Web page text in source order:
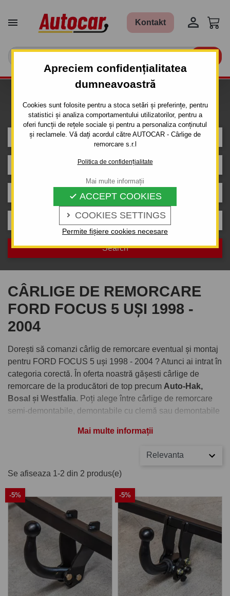
Apreciem confidențialitatea
dumneavoastră
Cookies sunt folosite pentru a stoca setări și preferințe, pentru
statistici și analiza comportamentului utilizatorilor, pentru a
oferi funcții de rețele sociale și pentru a personaliza conținutul
și reclamele. Vă dați acordul către AUTOCAR - Cârlige de
remorcare s.r.l
Politica de confidențialitate
 COOKIES SETTINGS
 ACCEPT COOKIES
Permite fișiere cookies necesare
Mai multe informații
 Kontakt 
mașina
FORD
CÂRLIGE DE REMORCARE
FORD FOCUS 5 UȘI 1998 -
2004
Dorești să comanzi cârlig de remorcare eventual și montaj
pentru FORD FOCUS 5 uși 1998 - 2004 ? Atunci ai intrat în
categoria corectă. În oferta noastră gășesti cârlige de
remorcare de la producători de top precum Auto-Hak,
Bosal și Westfalia. Poți alege între cârlige de remorcare
semi-demontabile, demontabile cu clemă sau demontabile
pentru FORD FOCUS 5 uși 1998 -
2004
Pewww.carlig.ro
veți găs cârlige remorcare de calitate și
de încredere pentru FORD FOCUS 5 uși 1998 - 2004 .
Toate cârligele de remorcare au un tratament special de
suprafață anticorozivă și sunt cu
o garanție de 5 ani .
Pentru fiecare cârlig de remorcare, aveți opțiunea de a
alege instalația electrică în funcție de ceea ce ați dori să
tractați. De asemenea puteți alege și montarea cârligului
Mai multe informații
Relevanta
Se afiseaza 1-2 din 2 produs(e)
-5% -5%